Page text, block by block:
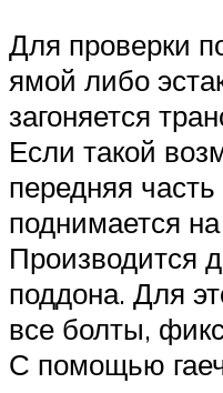
Для проверки
ямой либо
загоняется
Если такой
передняя
поднимается
Производится
поддона. Для
все болты,
С помощью